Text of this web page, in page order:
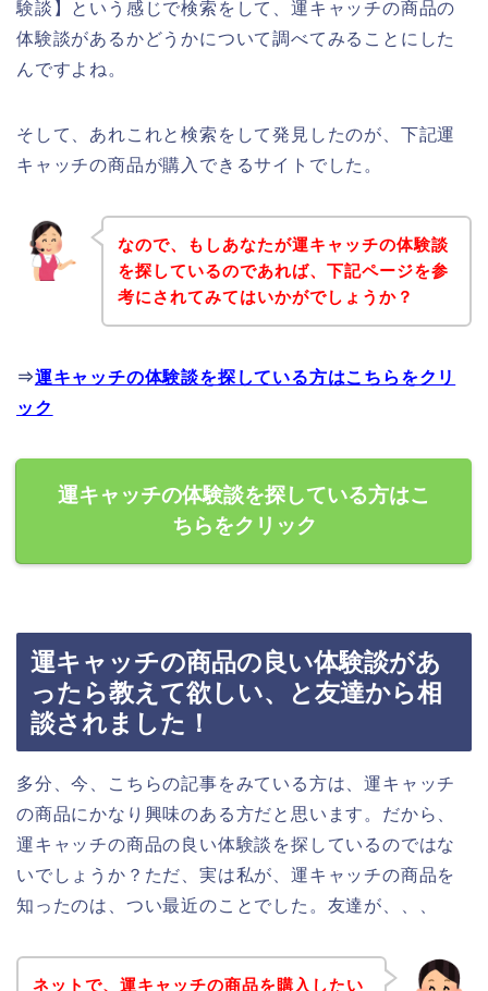
験談】という感じで検索をして、運キャッチの商品の
体験談があるかどうかについて調べてみることにした
んですよね。
そして、あれこれと検索をして発見したのが、下記運
キャッチの商品が購入できるサイトでした。
なので、もしあなたが運キャッチの体験談
を探しているのであれば、下記ページを参
考にされてみてはいかがでしょうか？
⇒運キャッチの体験談を探している方はこちらをクリ
ック
運キャッチの体験談を探している方はこ
ちらをクリック
運キャッチの商品の良い体験談があ
ったら教えて欲しい、と友達から相
談されました！
多分、今、こちらの記事をみている方は、運キャッチ
の商品にかなり興味のある方だと思います。だから、
運キャッチの商品の良い体験談を探しているのではな
いでしょうか？ただ、実は私が、運キャッチの商品を
知ったのは、つい最近のことでした。友達が、、、
ネットで、運キャッチの商品を購入したい